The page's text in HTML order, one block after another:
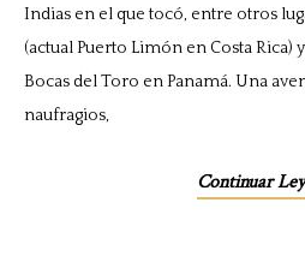
Indias en el que tocó, entre otros
(actual Puerto Limón en Costa Rica)
Bocas del Toro en Panamá. Una
naufragios,
Continuar